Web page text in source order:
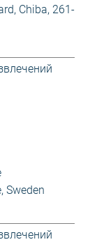
Chiba, 261-
Sweden